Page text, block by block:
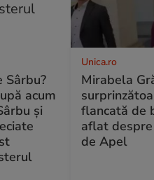
Sârbu?
acum
și
Unica.ro
Mirabela
flancată de
aflat
de Apel